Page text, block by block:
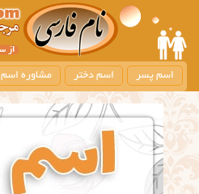
m
i
اسم پسر اسم دختر مشاوره اسم